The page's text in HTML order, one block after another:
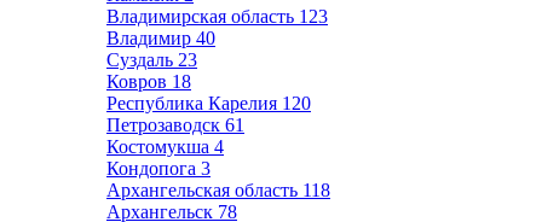
Владимирская область 123
Владимир 40
Суздаль 23
Ковров 18
Республика Карелия 120
Петрозаводск 61
Костомукша 4
Кондопога 3
Архангельская область 118
Архангельск 78